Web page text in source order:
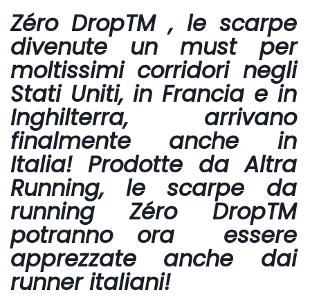
Zéro DropTM, le scarpe
divenute un must per
moltissimi corridori negli
Stati Uniti, in Francia e in
Inghilterra, arrivano
finalmente anche in
Italia! Prodotte daAltra
Running, lescarpe da
running Zéro DropTM
potranno ora essere
apprezzate anche dai
runner italiani!